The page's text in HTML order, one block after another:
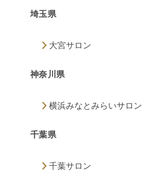
埼玉県
大宮サロン
神奈川県
横浜みなとみらいサロン
千葉県
千葉サロン